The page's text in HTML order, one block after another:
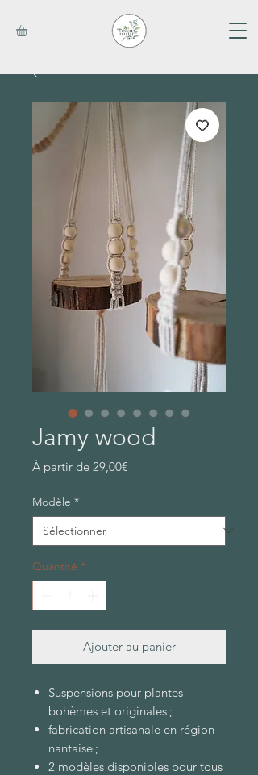
Jamy wood
À partir de 29,00€Prix
Modèle *
Quantité *
Ajouter au panier
Suspensions pour plantes
bohèmes et originales ;
fabrication artisanale en région
nantaise ;
2 modèles disponibles pour tous